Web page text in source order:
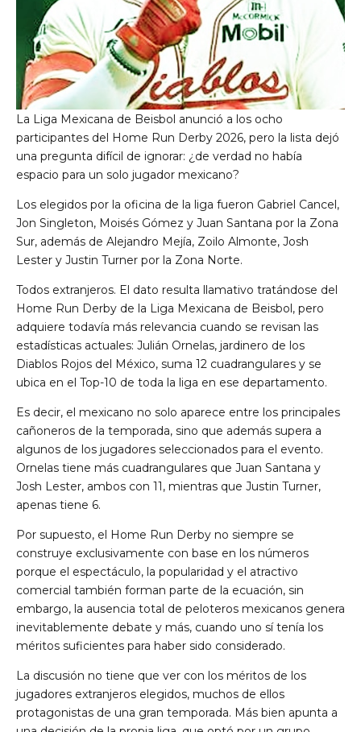
La Liga Mexicana de Beisbol anunció a los ocho
participantes del Home Run Derby 2026, pero la lista dejó
una pregunta difícil de ignorar: ¿de verdad no había
espacio para un solo jugador mexicano?
Los elegidos por la oficina de la liga fueron Gabriel Cancel,
Jon Singleton, Moisés Gómez y Juan Santana por la Zona
Sur, además de Alejandro Mejía, Zoilo Almonte, Josh
Lester y Justin Turner por la Zona Norte.
Todos extranjeros. El dato resulta llamativo tratándose del
Home Run Derby de la Liga Mexicana de Beisbol, pero
adquiere todavía más relevancia cuando se revisan las
estadísticas actuales: Julián Ornelas, jardinero de los
Diablos Rojos del México, suma 12 cuadrangulares y se
ubica en el Top-10 de toda la liga en ese departamento.
Es decir, el mexicano no solo aparece entre los principales
cañoneros de la temporada, sino que además supera a
algunos de los jugadores seleccionados para el evento.
Ornelas tiene más cuadrangulares que Juan Santana y
Josh Lester, ambos con 11, mientras que Justin Turner,
apenas tiene 6.
Por supuesto, el Home Run Derby no siempre se
construye exclusivamente con base en los números
porque el espectáculo, la popularidad y el atractivo
comercial también forman parte de la ecuación, sin
embargo, la ausencia total de peloteros mexicanos genera
inevitablemente debate y más, cuando uno sí tenía los
méritos suficientes para haber sido considerado.
La discusión no tiene que ver con los méritos de los
jugadores extranjeros elegidos, muchos de ellos
protagonistas de una gran temporada. Más bien apunta a